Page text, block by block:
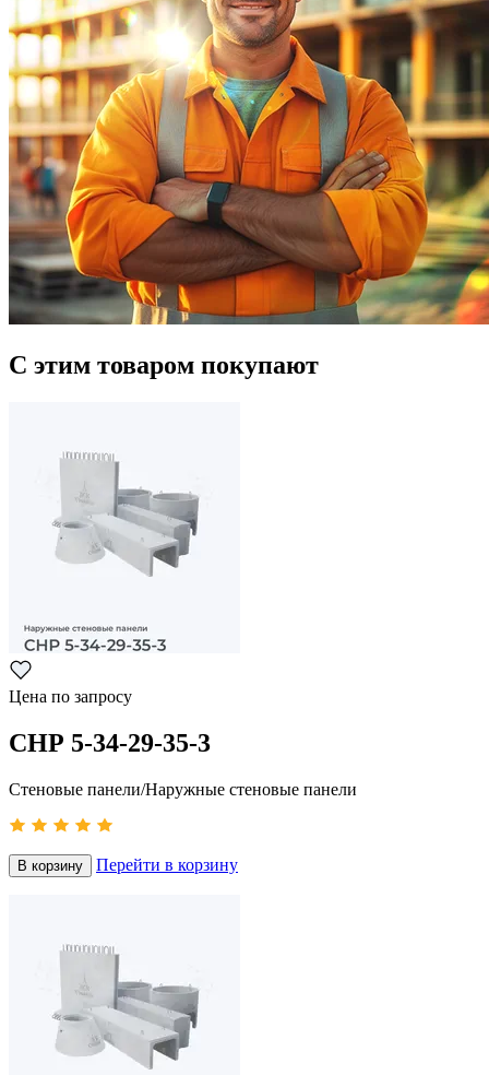
С этим товаром покупают
Цена по запросу
СНР 5-34-29-35-3
Стеновые панели/Наружные стеновые панели
В корзину Перейти в корзину